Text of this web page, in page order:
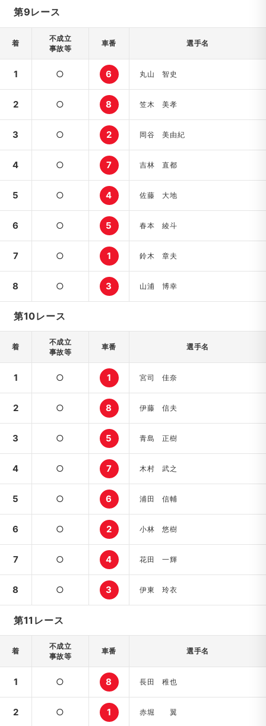
第9レース
着
不成立
事故等
車番 選手名
1 ○ 6 丸山 智史
2 ○ 8 笠木 美孝
3 ○ 2 岡谷 美由紀
4 ○ 7 吉林 直都
5 ○ 4 佐藤 大地
6 ○ 5 春本 綾斗
7 ○ 1 鈴木 章夫
8 ○ 3 山浦 博幸
第10レース
着
不成立
事故等
車番 選手名
1 ○ 1 宮司 佳奈
2 ○ 8 伊藤 信夫
3 ○ 5 青島 正樹
4 ○ 7 木村 武之
5 ○ 6 浦田 信輔
6 ○ 2 小林 悠樹
7 ○ 4 花田 一輝
8 ○ 3 伊東 玲衣
第11レース
着
不成立
事故等
車番 選手名
1 ○ 8 長田 稚也
2 ○ 1 赤堀 翼